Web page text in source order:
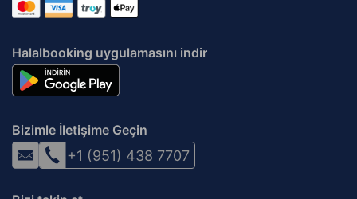
Halalbooking uygulamasını indir
Bizimle İletişime Geçin
+1 (951) 438 7707